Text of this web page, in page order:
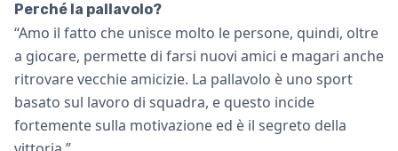
Perché la pallavolo?
“Amo il fatto che unisce molto le persone, quindi, oltre
a giocare, permette di farsi nuovi amici e magari anche
ritrovare vecchie amicizie. La pallavolo è uno sport
basato sul lavoro di squadra, e questo incide
fortemente sulla motivazione ed è il segreto della